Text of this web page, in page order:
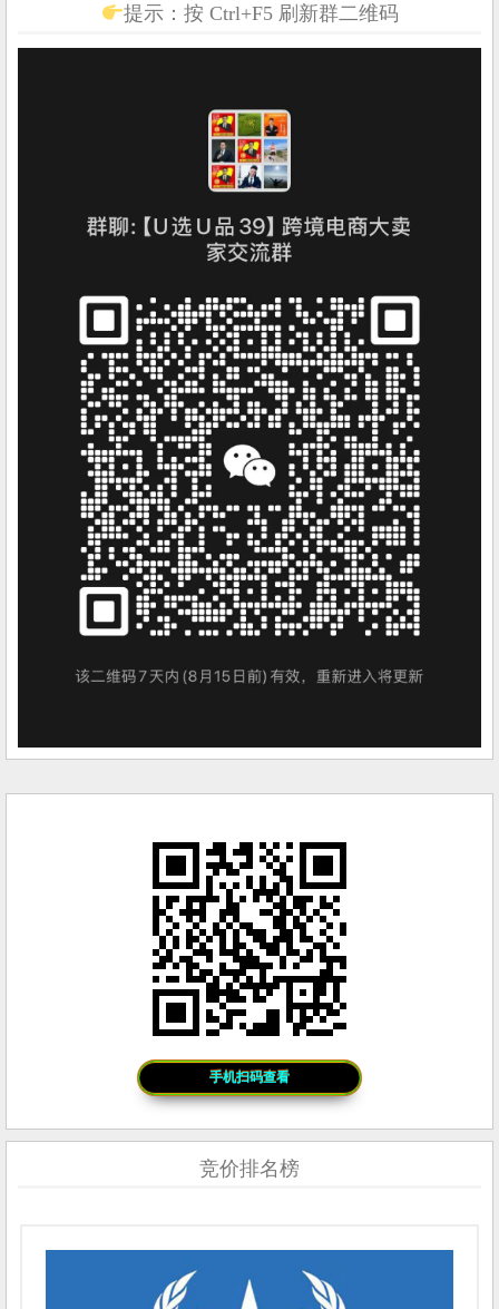
提示：按 Ctrl+F5 刷新群二维码
手机扫码查看
竞价排名榜